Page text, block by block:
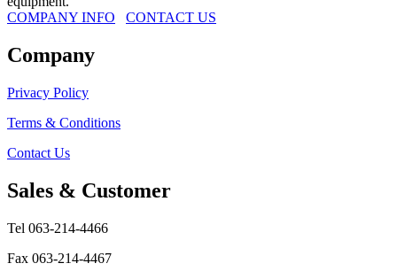
물홈통
반도
COMPANY INFO
CONTACT US
Company
Privacy Policy
Terms & Conditions
Contact Us
Sales & Customer
Tel 063-214-4466
Fax 063-214-4467